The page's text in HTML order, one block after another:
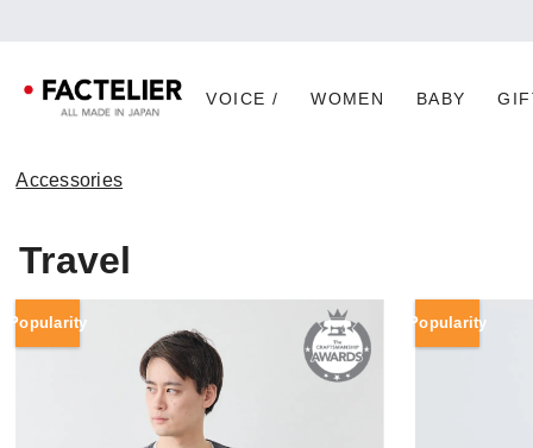
VOICE / WOMEN BABY
Accessories
Travel
Popularity Popularity